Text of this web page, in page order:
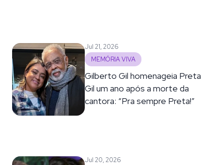
Jul 21, 2026
MEMÓRIA VIVA
Gilberto Gil homenageia Preta
Gil um ano após a morte da
cantora: “Pra sempre Preta!”
Jul 20, 2026